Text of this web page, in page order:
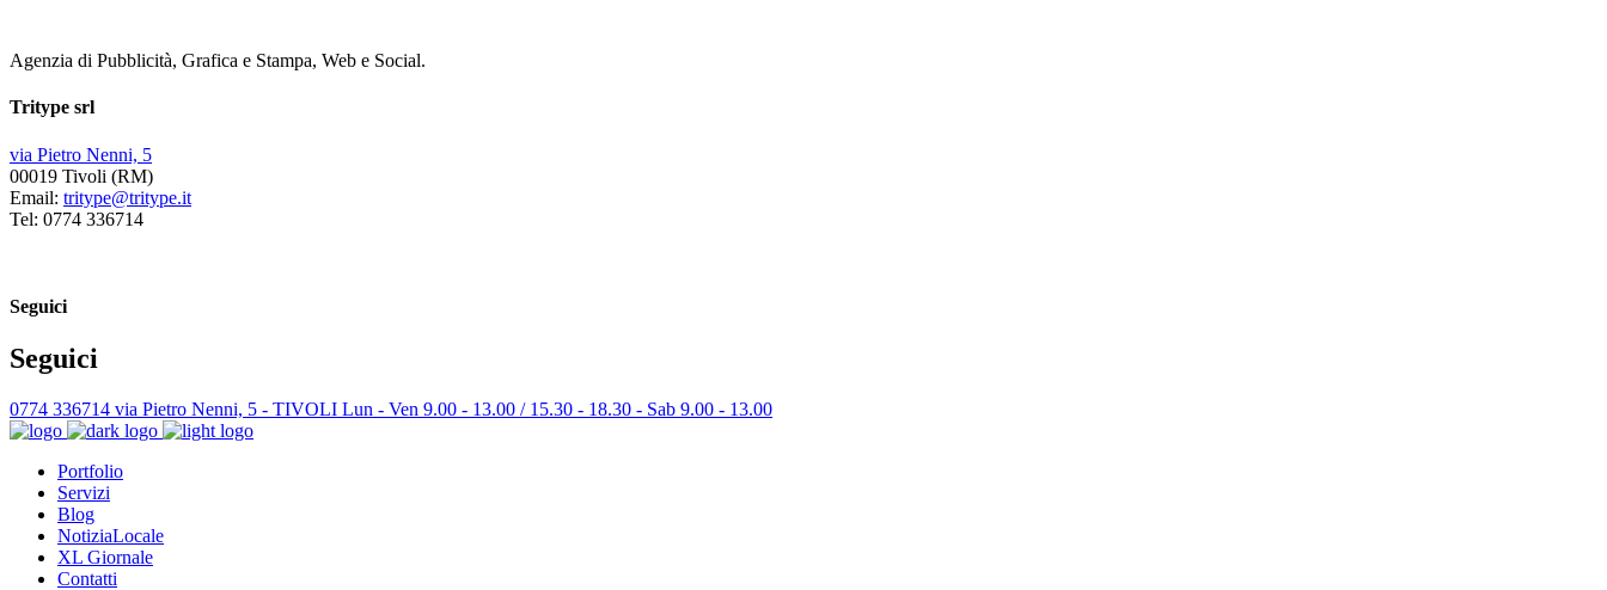
Agenzia di Pubblicità, Grafica e Stampa, Web e Social.
Tritype srl
via Pietro Nenni, 5
00019 Tivoli (RM)
Email: tritype@tritype.it
Tel: 0774 336714
Seguici
Seguici
0774 336714 via Pietro Nenni, 5 - TIVOLI Lun - Ven 9.00 - 13.00 / 15.30 - 18.30 - Sab 9.00 - 13.00
Portfolio
Servizi
Blog
NotiziaLocale
XL Giornale
Contatti